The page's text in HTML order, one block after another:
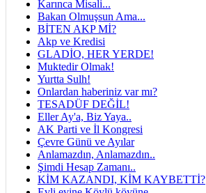
Karınca Misali...
Bakan Olmuşsun Ama...
BİTEN AKP Mİ?
Akp ve Kredisi
GLADİO, HER YERDE!
Muktedir Olmak!
Yurtta Sulh!
Onlardan haberiniz var mı?
TESADÜF DEĞİL!
Eller Ay'a, Biz Yaya..
AK Parti ve İl Kongresi
Çevre Günü ve Ayılar
Anlamazdın, Anlamazdın..
Şimdi Hesap Zamanı..
KİM KAZANDI, KİM KAYBETTİ?